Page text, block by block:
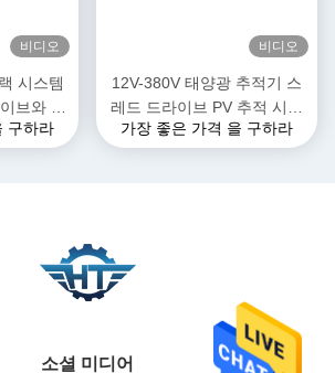
비디오
시스템
브와 함
터
구하라
비디오
12V-380V 태양광 추적기 스
레드 드라이브 PV 추적 시스
템 IP66 보호
가장 좋은 가격 을 구하라
소셜 미디어